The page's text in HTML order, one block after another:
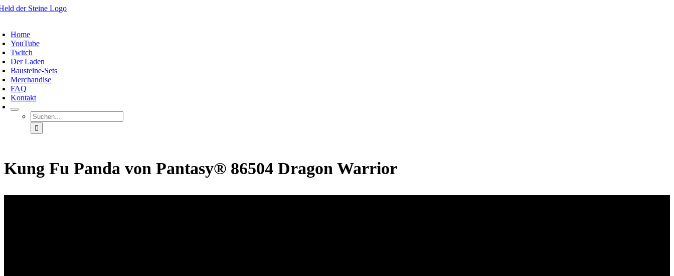
Zum
Home
YouTube
Twitch
Der Laden
Bausteine-Sets
Merchandise
FAQ
Kontakt
Suche
nach:
Kung Fu Panda von Pantasy® 86504 Dragon Warrior